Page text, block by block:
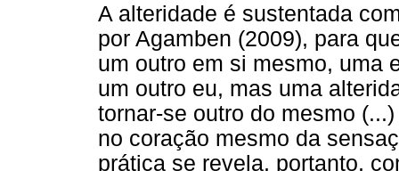
A alteridade é sustentada
por Agamben (2009), para
um outro em si mesmo, uma
um outro eu, mas uma
tornar-se outro do mesmo
no coração mesmo da
prática se revela, portanto,